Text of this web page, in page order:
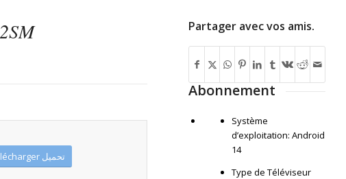
Télécharger تحميل
Partager avec vos amis.
Abonnement
Système
d’exploitation: Android
14
Type de Téléviseur